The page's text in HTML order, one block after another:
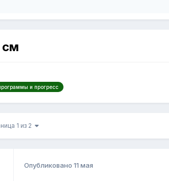
см
и прогресс
1 из 2
Опубликовано 11 мая